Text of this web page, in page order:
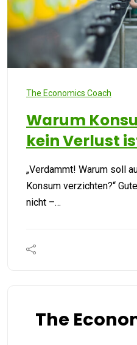
The Economics Coach
Warum
kein Verlust
„Verdammt! Warum soll
Konsum verzichten?“
nicht –…
The